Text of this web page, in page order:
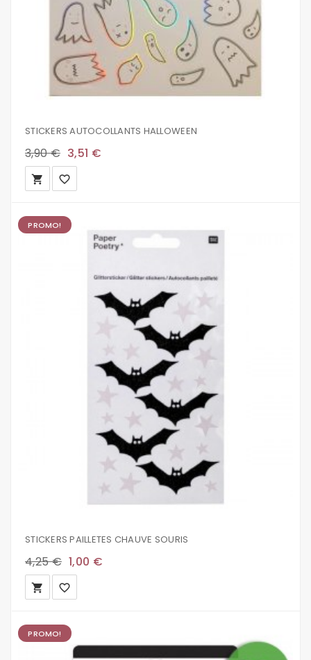
STICKERS AUTOCOLLANTS HALLOWEEN
3,90 € 3,51 €
local_grocery_store favorite_border
PROMO!
STICKERS PAILLETES CHAUVE SOURIS
4,25 € 1,00 €
local_grocery_store favorite_border
PROMO!